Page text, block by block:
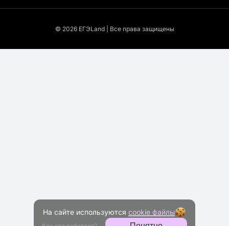
© 2026 EГЭLand | Все права защищены
На сайте используются cookie файлы